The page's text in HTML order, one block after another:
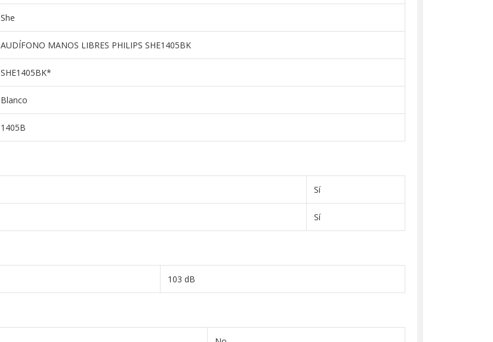
She
AUDÍFONO MANOS LIBRES PHILIPS SHE1405BK
SHE1405BK*
Blanco
1405B
Sí
Sí
103 dB